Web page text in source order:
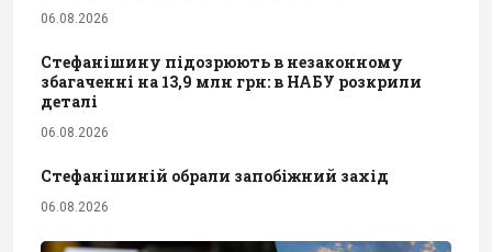
06.08.2026
Стефанішину підозрюють в незаконному
збагаченні на 13,9 млн грн: в НАБУ розкрили
деталі
06.08.2026
Стефанішиній обрали запобіжний захід
06.08.2026